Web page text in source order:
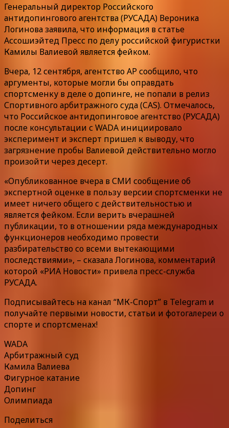
Генеральный директор Российского
антидопингового агентства (РУСАДА) Вероника
Логинова заявила, что информация в статье
Ассошиэйтед Пресс по делу российской фигуристки
Камилы Валиевой является фейком.
Вчера, 12 сентября, агентство AP сообщило, что
аргументы, которые могли бы оправдать
спортсменку в деле о допинге, не попали в релиз
Спортивного арбитражного суда (CAS). Отмечалось,
что Российское антидопинговое агентство (РУСАДА)
после консультации с WADA инициировало
эксперимент и эксперт пришел к выводу, что
загрязнение пробы Валиевой действительно могло
произойти через десерт.
«Опубликованное вчера в СМИ сообщение об
экспертной оценке в пользу версии спортсменки не
имеет ничего общего с действительностью и
является фейком. Если верить вчерашней
публикации, то в отношении ряда международных
функционеров необходимо провести
разбирательство со всеми вытекающими
последствиями», – сказала Логинова, комментарий
которой «РИА Новости» привела пресс-служба
РУСАДА.
Подписывайтесь на канал “МК-Спорт” в Telegram и
получайте первыми новости, статьи и фотогалереи о
спорте и спортсменах!
WADA
Арбитражный суд
Камила Валиева
Фигурное катание
Допинг
Олимпиада
Поделиться